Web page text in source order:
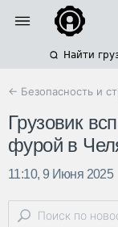
Найти
← Безопасность и
Грузовик
фурой в
11:10, 9 Июня 2025